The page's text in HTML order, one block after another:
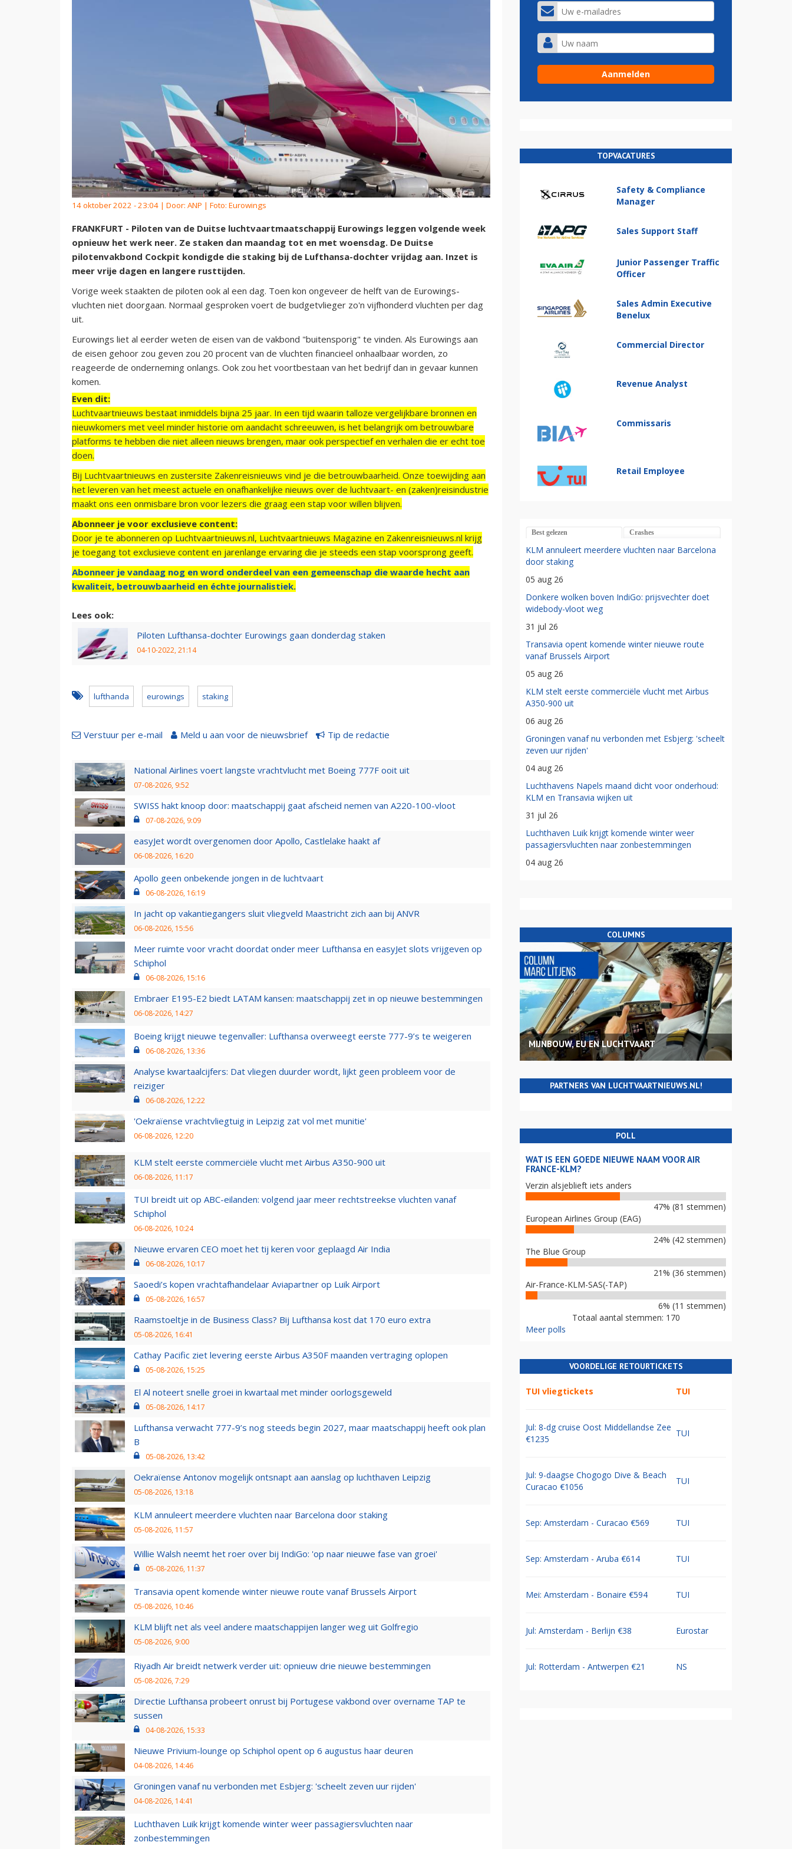
14 oktober 2022 - 23:04 | Door: ANP | Foto: Eurowings
FRANKFURT - Piloten van de Duitse luchtvaartmaatschappij Eurowings leggen volgende week
opnieuw het werk neer. Ze staken dan maandag tot en met woensdag. De Duitse
pilotenvakbond Cockpit kondigde die staking bij de Lufthansa-dochter vrijdag aan. Inzet is
meer vrije dagen en langere rusttijden.
Vorige week staakten de piloten ook al een dag. Toen kon ongeveer de helft van de Eurowings-
vluchten niet doorgaan. Normaal gesproken voert de budgetvlieger zo'n vijfhonderd vluchten per dag
uit.
Eurowings liet al eerder weten de eisen van de vakbond "buitensporig" te vinden. Als Eurowings aan
de eisen gehoor zou geven zou 20 procent van de vluchten financieel onhaalbaar worden, zo
reageerde de onderneming onlangs. Ook zou het voortbestaan van het bedrijf dan in gevaar kunnen
komen.
Even dit:
Luchtvaartnieuws bestaat inmiddels bijna 25 jaar. In een tijd waarin talloze vergelijkbare bronnen en
nieuwkomers met veel minder historie om aandacht schreeuwen, is het belangrijk om betrouwbare
platforms te hebben die niet alleen nieuws brengen, maar ook perspectief en verhalen die er echt toe
doen.
Bij Luchtvaartnieuws en zustersite Zakenreisnieuws vind je die betrouwbaarheid. Onze toewijding aan
het leveren van het meest actuele en onafhankelijke nieuws over de luchtvaart- en (zaken)reisindustrie
maakt ons een onmisbare bron voor lezers die graag een stap voor willen blijven.
Abonneer je voor exclusieve content:
Door je te abonneren op Luchtvaartnieuws.nl, Luchtvaartnieuws Magazine en Zakenreisnieuws.nl krijg
je toegang tot exclusieve content en jarenlange ervaring die je steeds een stap voorsprong geeft.
Abonneer je vandaag nog en word onderdeel van een gemeenschap die waarde hecht aan
kwaliteit, betrouwbaarheid en échte journalistiek.
Lees ook:
Piloten Lufthansa-dochter Eurowings gaan donderdag staken
04-10-2022, 21:14
lufthanda eurowings staking
Verstuur per e-mail Meld u aan voor de nieuwsbrief Tip de redactie
National Airlines voert langste vrachtvlucht met Boeing 777F ooit uit
07-08-2026, 9:52
SWISS hakt knoop door: maatschappij gaat afscheid nemen van A220-100-vloot
07-08-2026, 9:09
easyJet wordt overgenomen door Apollo, Castlelake haakt af
06-08-2026, 16:20
Apollo geen onbekende jongen in de luchtvaart
06-08-2026, 16:19
In jacht op vakantiegangers sluit vliegveld Maastricht zich aan bij ANVR
06-08-2026, 15:56
Meer ruimte voor vracht doordat onder meer Lufthansa en easyJet slots vrijgeven op
Schiphol
06-08-2026, 15:16
Embraer E195-E2 biedt LATAM kansen: maatschappij zet in op nieuwe bestemmingen
06-08-2026, 14:27
Boeing krijgt nieuwe tegenvaller: Lufthansa overweegt eerste 777-9’s te weigeren
06-08-2026, 13:36
Analyse kwartaalcijfers: Dat vliegen duurder wordt, lijkt geen probleem voor de
reiziger
06-08-2026, 12:22
'Oekraïense vrachtvliegtuig in Leipzig zat vol met munitie'
06-08-2026, 12:20
KLM stelt eerste commerciële vlucht met Airbus A350-900 uit
06-08-2026, 11:17
TUI breidt uit op ABC-eilanden: volgend jaar meer rechtstreekse vluchten vanaf
Schiphol
06-08-2026, 10:24
Nieuwe ervaren CEO moet het tij keren voor geplaagd Air India
06-08-2026, 10:17
Saoedi’s kopen vrachtafhandelaar Aviapartner op Luik Airport
05-08-2026, 16:57
Raamstoeltje in de Business Class? Bij Lufthansa kost dat 170 euro extra
05-08-2026, 16:41
Cathay Pacific ziet levering eerste Airbus A350F maanden vertraging oplopen
05-08-2026, 15:25
El Al noteert snelle groei in kwartaal met minder oorlogsgeweld
05-08-2026, 14:17
Lufthansa verwacht 777-9’s nog steeds begin 2027, maar maatschappij heeft ook plan
B
05-08-2026, 13:42
Oekraïense Antonov mogelijk ontsnapt aan aanslag op luchthaven Leipzig
05-08-2026, 13:18
KLM annuleert meerdere vluchten naar Barcelona door staking
05-08-2026, 11:57
Willie Walsh neemt het roer over bij IndiGo: 'op naar nieuwe fase van groei'
05-08-2026, 11:37
Transavia opent komende winter nieuwe route vanaf Brussels Airport
05-08-2026, 10:46
KLM blijft net als veel andere maatschappijen langer weg uit Golfregio
05-08-2026, 9:00
Riyadh Air breidt netwerk verder uit: opnieuw drie nieuwe bestemmingen
05-08-2026, 7:29
Directie Lufthansa probeert onrust bij Portugese vakbond over overname TAP te
sussen
04-08-2026, 15:33
Nieuwe Privium-lounge op Schiphol opent op 6 augustus haar deuren
04-08-2026, 14:46
Groningen vanaf nu verbonden met Esbjerg: 'scheelt zeven uur rijden'
04-08-2026, 14:41
Luchthaven Luik krijgt komende winter weer passagiersvluchten naar
zonbestemmingen
TOPVACATURES
Safety & Compliance
Manager
Sales Support Staff
Junior Passenger Traffic
Officer
Sales Admin Executive
Benelux
Commercial Director
Revenue Analyst
Commissaris
Retail Employee
Best gelezen Crashes
KLM annuleert meerdere vluchten naar Barcelona
door staking
05 aug 26
Donkere wolken boven IndiGo: prijsvechter doet
widebody-vloot weg
31 jul 26
Transavia opent komende winter nieuwe route
vanaf Brussels Airport
05 aug 26
KLM stelt eerste commerciële vlucht met Airbus
A350-900 uit
06 aug 26
Groningen vanaf nu verbonden met Esbjerg: 'scheelt
zeven uur rijden'
04 aug 26
Luchthavens Napels maand dicht voor onderhoud:
KLM en Transavia wijken uit
31 jul 26
Luchthaven Luik krijgt komende winter weer
passagiersvluchten naar zonbestemmingen
04 aug 26
COLUMNS
MIJNBOUW, EU EN LUCHTVAART
PARTNERS VAN LUCHTVAARTNIEUWS.NL!
POLL
WAT IS EEN GOEDE NIEUWE NAAM VOOR AIR
FRANCE-KLM?
Verzin alsjeblieft iets anders
47% (81 stemmen)
European Airlines Group (EAG)
24% (42 stemmen)
The Blue Group
21% (36 stemmen)
Air-France-KLM-SAS(-TAP)
6% (11 stemmen)
Totaal aantal stemmen: 170
Meer polls
VOORDELIGE RETOURTICKETS
TUI vliegtickets TUI
Jul: 8-dg cruise Oost Middellandse Zee
€1235
TUI
Jul: 9-daagse Chogogo Dive & Beach
Curacao €1056
TUI
Sep: Amsterdam - Curacao €569 TUI
Sep: Amsterdam - Aruba €614 TUI
Mei: Amsterdam - Bonaire €594 TUI
Jul: Amsterdam - Berlijn €38 Eurostar
Jul: Rotterdam - Antwerpen €21 NS